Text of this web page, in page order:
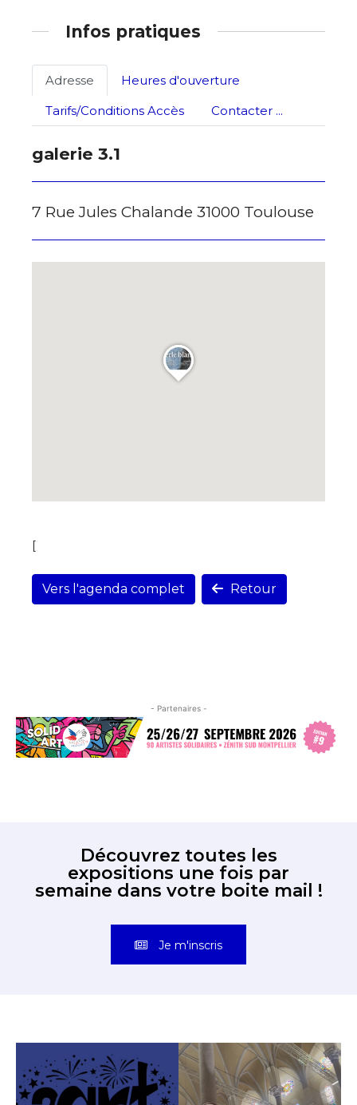
Infos pratiques
Adresse
Heures d'ouverture
Tarifs/Conditions Accès
Contacter ...
galerie 3.1
7 Rue Jules Chalande 31000 Toulouse
[
Vers l'agenda complet Retour
- Partenaires -
Découvrez toutes les
expositions une fois par
semaine dans votre boite mail !
Je m'inscris